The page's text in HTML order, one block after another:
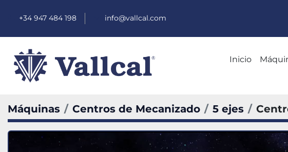
+34 947 484 198 info@vallcal.com
Inicio
Máquinas Centros de Mecanizado 5 ejes